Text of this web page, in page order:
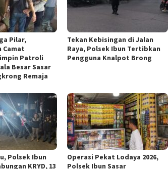
Pilar,
Camat
Patroli
Besar Sasar
Remaja
Tekan Kebisingan di Jalan
Raya, Polsek Ibun Tertibkan
Pengguna Knalpot Brong
Polsek Ibun
KRYD, 13
Operasi Pekat Lodaya 2026,
Polsek Ibun Sasar